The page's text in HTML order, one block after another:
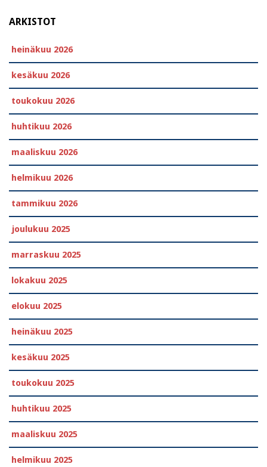
ARKISTOT
heinäkuu 2026
kesäkuu 2026
toukokuu 2026
huhtikuu 2026
maaliskuu 2026
helmikuu 2026
tammikuu 2026
joulukuu 2025
marraskuu 2025
lokakuu 2025
elokuu 2025
heinäkuu 2025
kesäkuu 2025
toukokuu 2025
huhtikuu 2025
maaliskuu 2025
helmikuu 2025